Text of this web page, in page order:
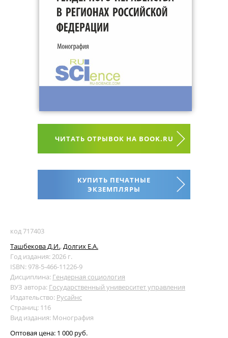
ЧИТАТЬ ОТРЫВОК НА BOOK.RU
КУПИТЬ ПЕЧАТНЫЕ
ЭКЗЕМПЛЯРЫ
код 717403
Ташбекова Д.И., Долгих Е.А.
Год издания: 2026 г.
ISBN: 978-5-466-11226-9
Дисциплина: Гендерная социология
ВУЗ автора: Государственный университет управления
Издательство: Русайнс
Страниц: 116
Вид издания: Монография
Оптовая цена: 1 000 руб.